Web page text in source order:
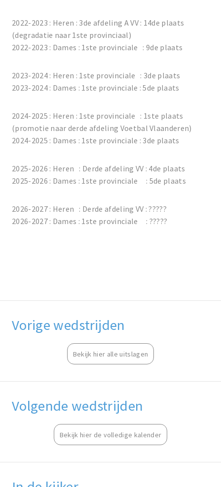
2022-2023 : Heren : 3de afdeling A VV : 14de plaats
(degradatie naar 1ste provinciaal)
2022-2023 : Dames : 1ste provinciale : 9de plaats
2023-2024 : Heren : 1ste provinciale : 3de plaats
2023-2024 : Dames : 1ste provinciale : 5de plaats
2024-2025 : Heren : 1ste provinciale : 1ste plaats
(promotie naar derde afdeling Voetbal Vlaanderen)
2024-2025 : Dames : 1ste provinciale : 3de plaats
2025-2026 : Heren : Derde afdeling VV : 4de plaats
2025-2026 : Dames : 1ste provinciale : 5de plaats
2026-2027 : Heren : Derde afdeling VV : ?????
2026-2027 : Dames : 1ste provinciale : ?????
Vorige wedstrijden
Bekijk hier alle uitslagen
Volgende wedstrijden
Bekijk hier de volledige kalender